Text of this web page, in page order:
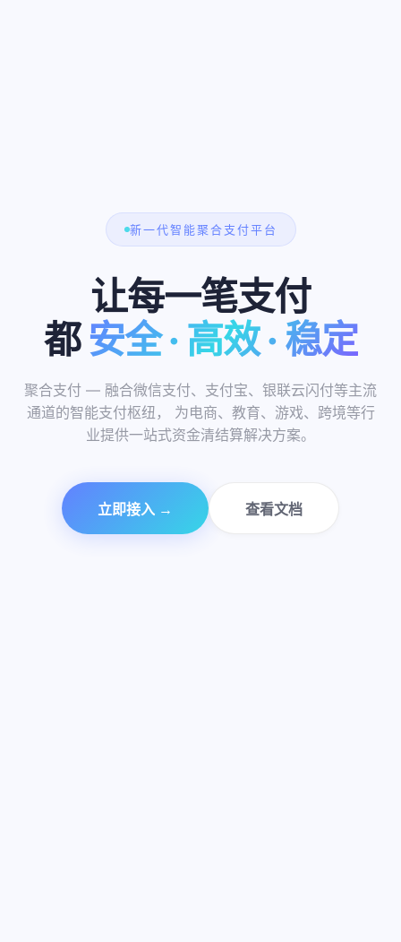
99.99%
资金安全
0.2s
极速到账
200+
支付通道
10万+
商户信赖
新一代智能聚合支付平台
让每一笔支付
都安全 · 高效 · 稳定
聚合支付 — 融合微信支付、支付宝、银联云闪付等主流
通道的智能支付枢纽， 为电商、教育、游戏、跨境等行
业提供一站式资金清结算解决方案。
立即接入 → 查看文档